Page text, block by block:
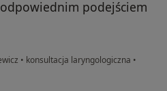
podejściem
• konsultacja laryngologiczna •